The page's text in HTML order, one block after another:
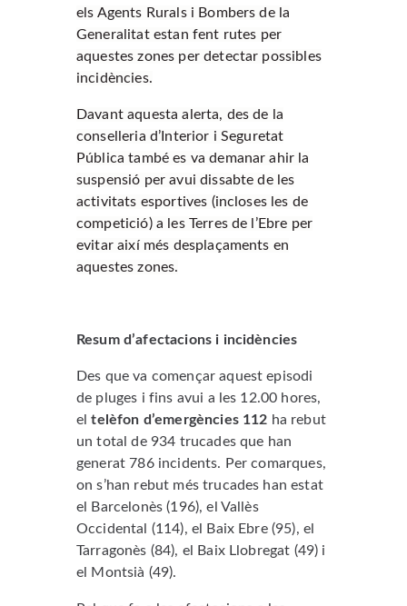
els Agents Rurals i Bombers de la
Generalitat estan fent rutes per
aquestes zones per detectar possibles
incidències.
Davant aquesta alerta, des de la
conselleria d’Interior i Seguretat
Pública també es va demanar ahir la
suspensió per avui dissabte de les
activitats esportives (incloses les de
competició) a les Terres de l’Ebre per
evitar així més desplaçaments en
aquestes zones.
Resum d’afectacions i incidències
Des que va començar aquest episodi
de pluges i fins avui a les 12.00 hores,
eltelèfon d’emergències 112 ha rebut
un total de 934 trucades que han
generat 786 incidents. Per comarques,
on s’han rebut més trucades han estat
el Barcelonès (196), el Vallès
Occidental (114), el Baix Ebre (95), el
Tarragonès (84), el Baix Llobregat (49) i
el Montsià (49).